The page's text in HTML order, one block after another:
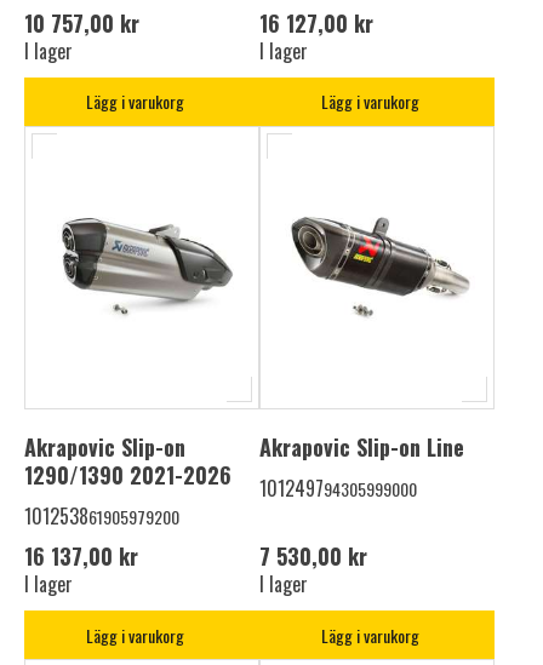
10 757,00 kr
I lager
Lägg i varukorg
16 127,00 kr
I lager
Lägg i varukorg
Akrapovic Slip-on
1290/1390 2021-2026
101253861905979200
16 137,00 kr
I lager
Lägg i varukorg
Akrapovic Slip-on Line
101249794305999000
7 530,00 kr
I lager
Lägg i varukorg